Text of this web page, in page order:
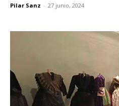
Pilar Sanz - 27 junio, 2024